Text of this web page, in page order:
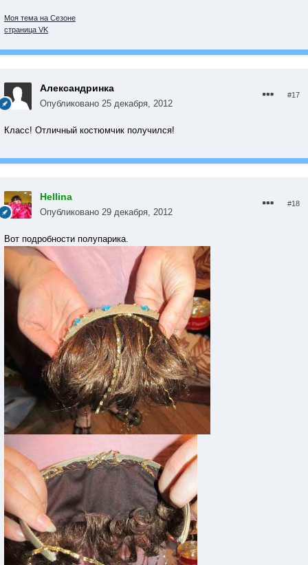
Моя тема на Сезоне
страница VK
Александринка
Опубликовано 25 декабря, 2012
#17
Класс! Отличный костюмчик получился!
Hellina
Опубликовано 29 декабря, 2012
#18
Вот подробности полупарика.